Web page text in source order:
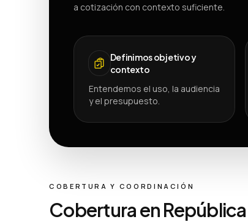
a cotización con contexto suficiente.
Definimos objetivo y
contexto
Entendemos el uso, la audiencia
y el presupuesto.
COBERTURA Y COORDINACIÓN
Cobertura en